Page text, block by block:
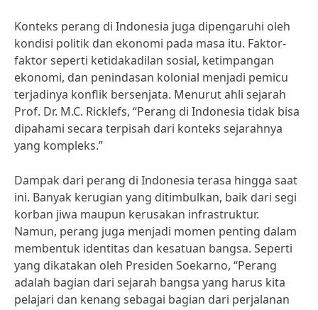
Konteks perang di Indonesia juga dipengaruhi oleh
kondisi politik dan ekonomi pada masa itu. Faktor-
faktor seperti ketidakadilan sosial, ketimpangan
ekonomi, dan penindasan kolonial menjadi pemicu
terjadinya konflik bersenjata. Menurut ahli sejarah
Prof. Dr. M.C. Ricklefs, “Perang di Indonesia tidak bisa
dipahami secara terpisah dari konteks sejarahnya
yang kompleks.”
Dampak dari perang di Indonesia terasa hingga saat
ini. Banyak kerugian yang ditimbulkan, baik dari segi
korban jiwa maupun kerusakan infrastruktur.
Namun, perang juga menjadi momen penting dalam
membentuk identitas dan kesatuan bangsa. Seperti
yang dikatakan oleh Presiden Soekarno, “Perang
adalah bagian dari sejarah bangsa yang harus kita
pelajari dan kenang sebagai bagian dari perjalanan